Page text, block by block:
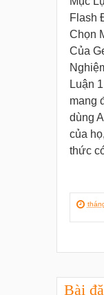
Flash
Chọn
Của
Luận
mang
dùng
của
thức
Bài